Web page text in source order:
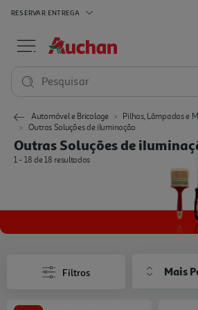
RESERVAR ENTREGA
Pesquisar
Automóvel e Bricolage
Pilhas, Lâmpadas e
Outras Soluções de iIuminação
Outras Soluções de
1 - 18 de 18 resultados
Filtros Mais